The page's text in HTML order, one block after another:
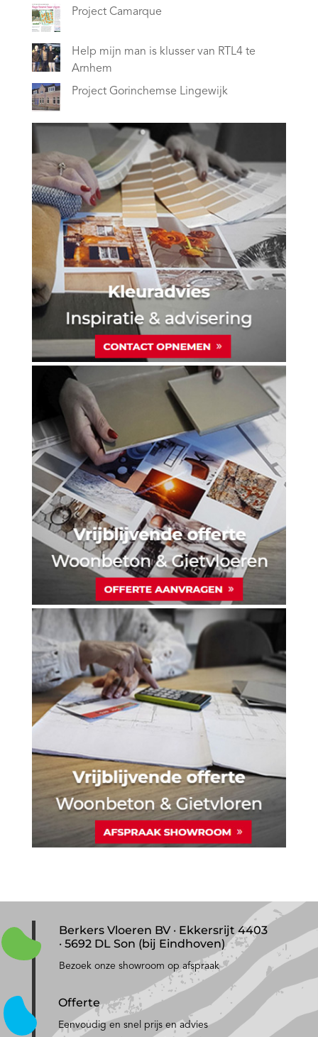
Project Camarque
Help mijn man is klusser van RTL4 te
Arnhem
Project Gorinchemse Lingewijk
Berkers Vloeren BV · Ekkersrijt 4403
· 5692 DL Son (bij Eindhoven)
Bezoek onze showroom op afspraak
Offerte
Eenvoudig en snel prijs en advies